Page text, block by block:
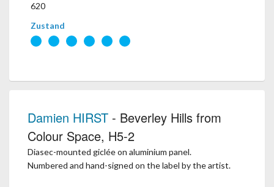
620
Zustand
Damien HIRST - Beverley Hills from
Colour Space, H5-2
Diasec-mounted giclée on aluminium panel.
Numbered and hand-signed on the label by the artist.